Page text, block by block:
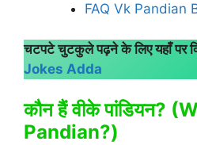
FAQ Vk Pandian
चटपटे चुटकुले पढ़ने के लिए यहाँ पर
Jokes Adda
कौन हैं वीके पांडियन?
Pandian?)